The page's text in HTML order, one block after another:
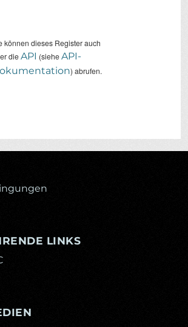
können dieses Register auch
dieAPI (sieheAPI-
) abrufen.
LINKS